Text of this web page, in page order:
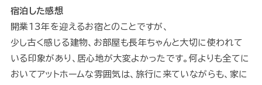
宿泊した感想
開業13年を迎えるお宿とのことですが、
少し古く感じる建物、お部屋も長年ちゃんと大切に使われて
いる印象があり、居心地が大変よかったです。何よりも全てに
おいてアットホームな雰囲気は、旅行に来ていながらも、家に